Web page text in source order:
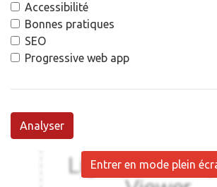
Accessibilité
Bonnes pratiques
SEO
Progressive web app
Analyser
Entrer en mode plein